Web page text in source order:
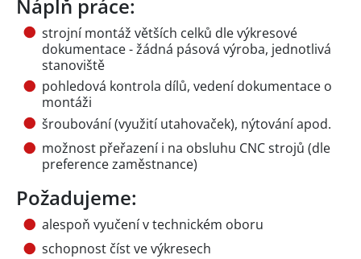
Náplň práce:
strojní montáž větších celků dle výkresové
dokumentace - žádná pásová výroba, jednotlivá
stanoviště
pohledová kontrola dílů, vedení dokumentace o
montáži
šroubování (využití utahovaček), nýtování apod.
možnost přeřazení i na obsluhu CNC strojů (dle
preference zaměstnance)
Požadujeme:
alespoň vyučení v technickém oboru
schopnost číst ve výkresech